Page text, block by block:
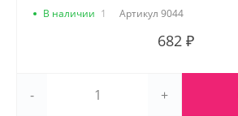
В наличии 1 Артикул 9044
682 ₽
- +